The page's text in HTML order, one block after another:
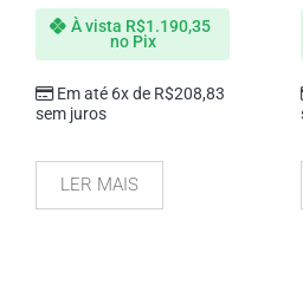
Em até 6x de R$208,83
sem juros
À vista R$1.190,35
no Pix
LER MAIS